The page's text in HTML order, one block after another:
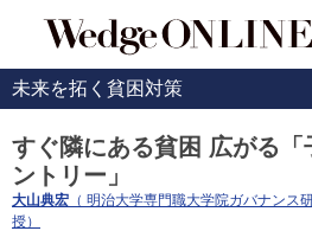
未来を拓く貧困対策
すぐ隣にある貧困 広がる
ントリー」
大山典宏 （ 明治大学専門職大学院ガバナンス
授）